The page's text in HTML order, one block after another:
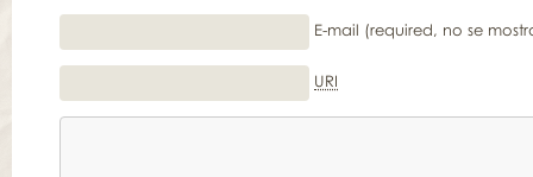
E-mail (required, no se
URI